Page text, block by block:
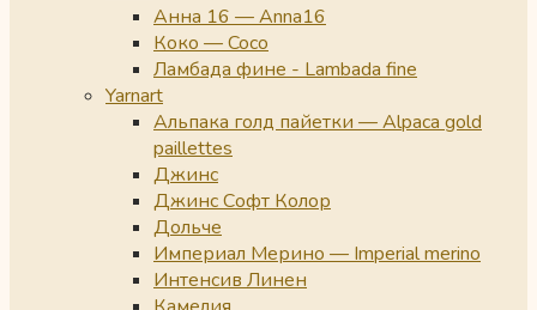
Анна 16 — Anna16
Коко — Coco
Ламбада фине - Lambada fine
Yarnart
Альпака голд пайетки — Alpaca gold
paillettes
Джинс
Джинс Софт Колор
Дольче
Империал Мерино — Imperial merino
Интенсив Линен